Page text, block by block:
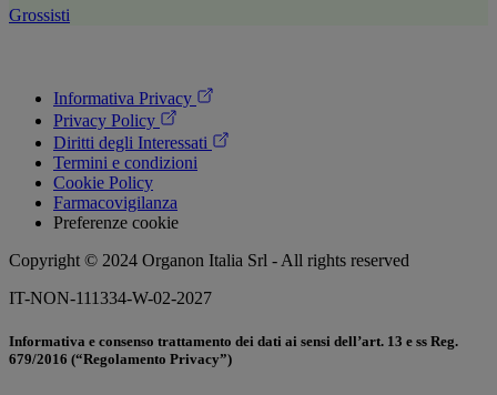
Grossisti
Informativa Privacy
Privacy Policy
Diritti degli Interessati
Termini e condizioni
Cookie Policy
Farmacovigilanza
Preferenze cookie
Copyright © 2024 Organon Italia Srl - All rights reserved
IT-NON-111334-W-02-2027
Informativa e consenso trattamento dei dati ai sensi dell’art. 13 e ss Reg.
679/2016 (“Regolamento Privacy”)